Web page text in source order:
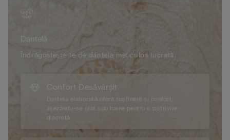
Dantelă
Îndrăgostește-te de dantela meticulos lucrată.
Confort Desăvârșit
Dantela elaborată oferă susținere și confort,
așezându-se plat sub haine pentru o potrivire
discretă.